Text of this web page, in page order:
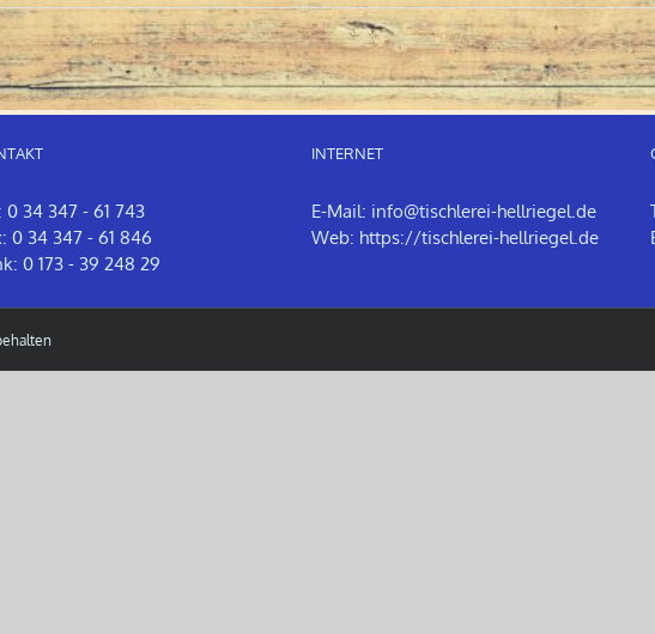
Kontakt
0 34 347 - 61 743
0 34 347 - 61 846
0 173 - 39 248 29
INTERNET
E-Mail: info@tischlerei-hellriegel.de
Web: https://tischlerei-hellriegel.de